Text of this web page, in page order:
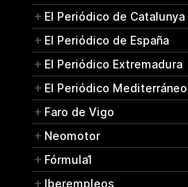
El Periódico de Catalunya
El Periódico de España
El Periódico Extremadura
El Periódico Mediterráneo
Faro de Vigo
Neomotor
Fórmula1
Iberempleos